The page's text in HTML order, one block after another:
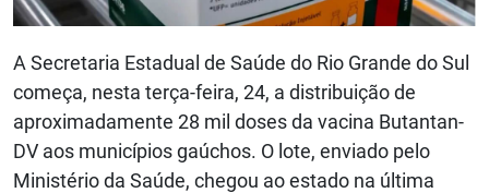
A Secretaria Estadual de Saúde do Rio Grande do Sul
começa, nesta terça-feira, 24, a distribuição de
aproximadamente 28 mil doses da vacina Butantan-
DV aos municípios gaúchos. O lote, enviado pelo
Ministério da Saúde, chegou ao estado na última